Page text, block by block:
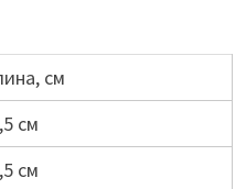
см
см
см